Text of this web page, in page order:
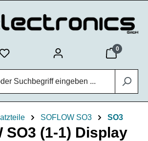
0
SOFLOW SO3 SO3
SO3 (1-1) Display